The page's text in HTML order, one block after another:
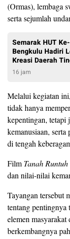
(Ormas), lembaga
serta sejumlah
Semarak HUT
Bengkulu Hadiri
Kreasi Daerah
16 jam
Melalui kegiatan
tidak hanya
kepentingan, tetapi
kemanusiaan,
di tengah
Film Tanah Runtuh
dan nilai-nilai
Tayangan tersebut
tentang pentingnya
elemen masyarakat
berkembangnya